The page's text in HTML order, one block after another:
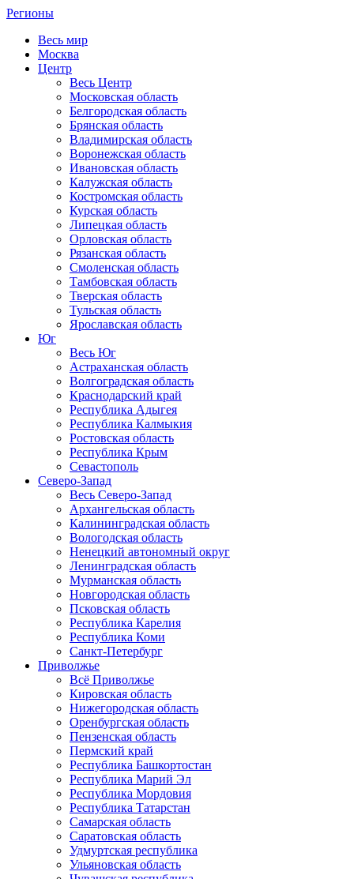
Регионы
Весь мир
Москва
Центр
Весь Центр
Московская область
Белгородская область
Брянская область
Владимирская область
Воронежская область
Ивановская область
Калужская область
Костромская область
Курская область
Липецкая область
Орловская область
Рязанская область
Смоленская область
Тамбовская область
Тверская область
Тульская область
Ярославская область
Юг
Весь Юг
Астраханская область
Волгоградская область
Краснодарский край
Республика Адыгея
Республика Калмыкия
Ростовская область
Республика Крым
Севастополь
Северо-Запад
Весь Северо-Запад
Архангельская область
Калининградская область
Вологодская область
Ненецкий автономный округ
Ленинградская область
Мурманская область
Новгородская область
Псковская область
Республика Карелия
Республика Коми
Санкт-Петербург
Приволжье
Всё Приволжье
Кировская область
Нижегородская область
Оренбургская область
Пензенская область
Пермский край
Республика Башкортостан
Республика Марий Эл
Республика Мордовия
Республика Татарстан
Самарская область
Саратовская область
Удмуртская республика
Ульяновская область